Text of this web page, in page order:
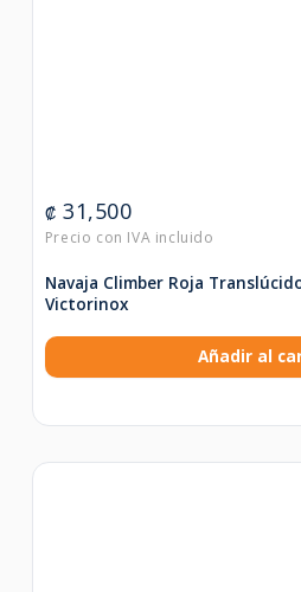
₡ 31,500
Navaja Climber Roja
Victorinox
Añadir al